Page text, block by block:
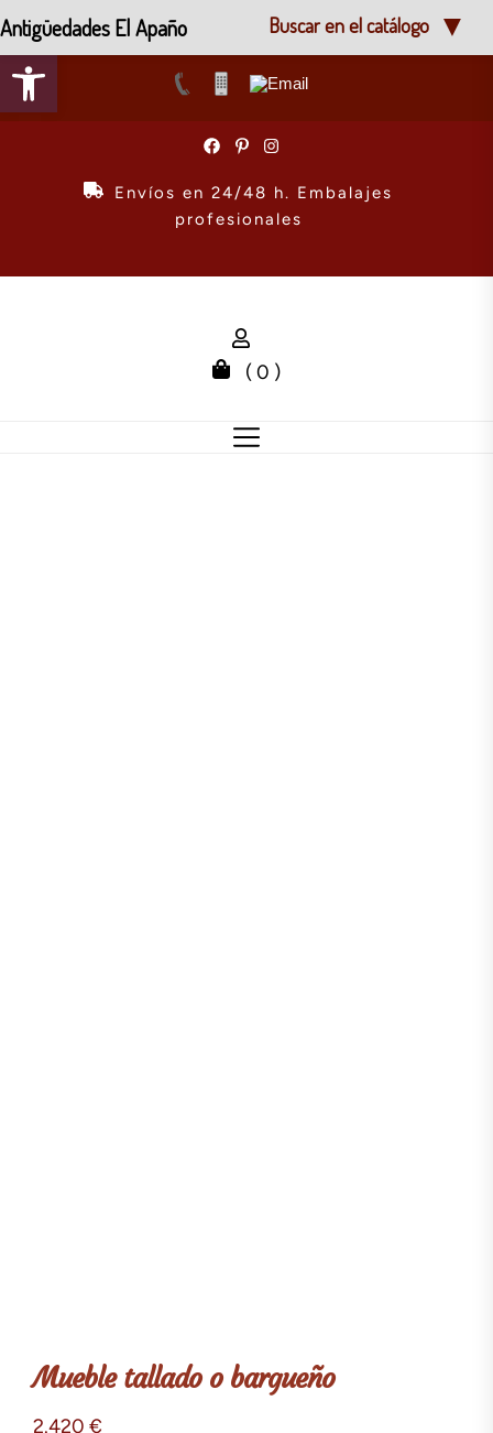
Abrir barra de herramientas
Envíos en 24/48 h. Embalajes
profesionales
( 0 )
Mueble tallado o bargueño
2.420 €
Antigüedades El Apaño Buscar en el catálogo